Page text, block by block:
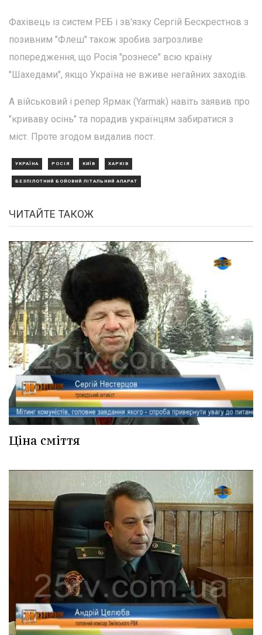
Фахівець із систем РЕБ і зв'язку Сергій Бескрестнов з
позивним "Флеш" також зробив загрозливе
попередження, що Росія "рознесе" всю країну
"Шахедами", якщо Україна не вживе негайних заходів.
А військовий і репер Ярмак (Yarmak) навіть заявив про
"криваву осінь" та порадив українцям забиратися з
міст. Проте згодом видалив пост.
УКРАЇНА РОСІЯ КИЇВ ХАРКІВ
БЕЗПІЛОТНИЙ БОЙОВИЙ ЛІТАЛЬНИЙ АПАРАТ
ЧИТАЙТЕ ТАКОЖ
Ціна сміття